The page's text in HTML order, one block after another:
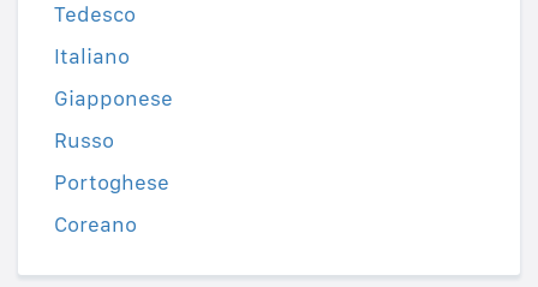
Tedesco
Italiano
Giapponese
Russo
Portoghese
Coreano